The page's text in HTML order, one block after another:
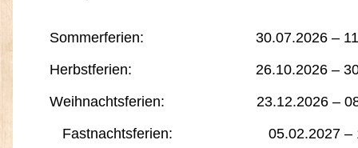
Sommerferien: 30.07.2026 –
Herbstferien: 26.10.2026 –
Weihnachtsferien: 23.12.2026 –
Fastnachtsferien: 05.02.2027 –